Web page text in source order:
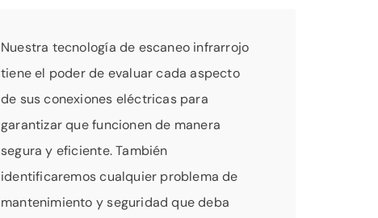
Nuestra tecnología de escaneo infrarrojo
tiene el poder de evaluar cada aspecto
de sus conexiones eléctricas para
garantizar que funcionen de manera
segura y eficiente. También
identificaremos cualquier problema de
mantenimiento y seguridad que deba